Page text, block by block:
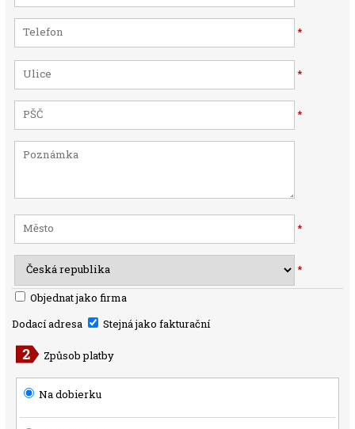
*
*
*
*
*
Objednat jako firma
Dodací adresa
Stejná jako fakturační
Způsob platby
Na dobierku